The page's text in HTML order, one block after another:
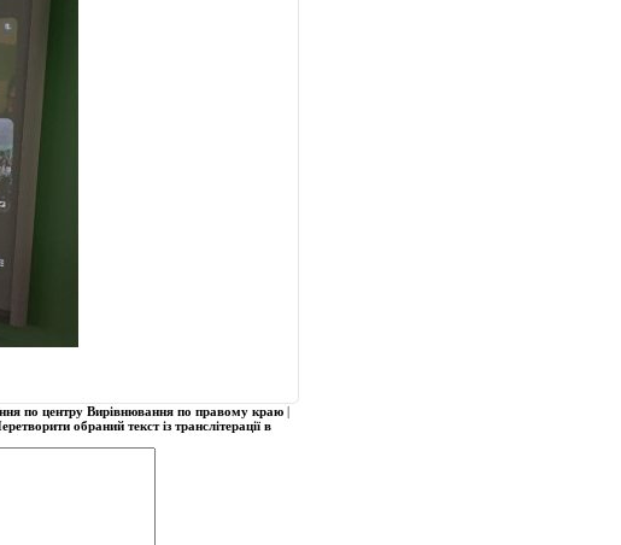
по центру Вирівнювання по правому краю
обраний текст із транслітерації в